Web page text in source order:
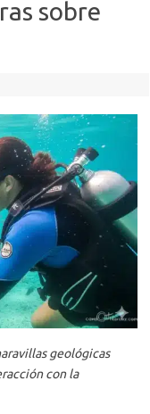
sobre
geológicas
con la